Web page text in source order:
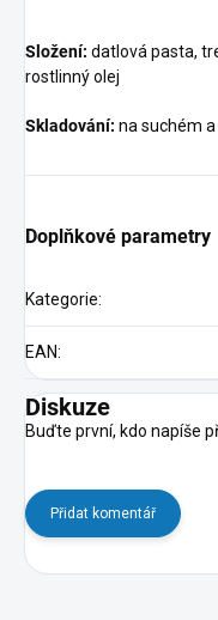
Složení: datlová pasta,
rostlinný olej
Skladování: na suchém
Doplňkové parametry
Kategorie:
EAN:
Diskuze
Buďte první, kdo napíše
Přidat komentář